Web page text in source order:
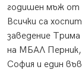
годишен мъж от
Всички са
заведение
на МБАЛ
София и един